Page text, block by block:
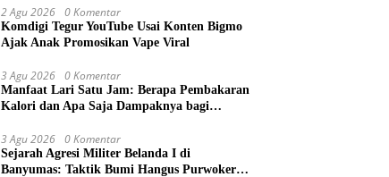
2 Agu 2026 0 Komentar
Komdigi Tegur YouTube Usai Konten Bigmo
Ajak Anak Promosikan Vape Viral
3 Agu 2026 0 Komentar
Manfaat Lari Satu Jam: Berapa Pembakaran
Kalori dan Apa Saja Dampaknya bagi
3 Agu 2026 0 Komentar
Sejarah Agresi Militer Belanda I di
Banyumas: Taktik Bumi Hangus Purwokerto